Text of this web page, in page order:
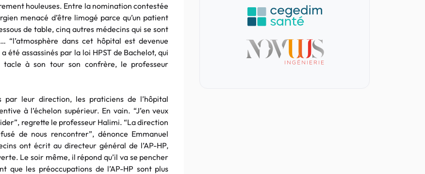
houleuses. Entre la nomination contestée
menacé d’être limogé parce qu’un patient
de table, cinq autres médecins qui se sont
“l’atmosphère dans cet hôpital est devenue
été assassinés par la loi HPST de Bachelot, qui
à son tour son confrère, le professeur
par leur direction, les praticiens de l’hôpital
à l’échelon supérieur. En vain. “J’en veux
regrette le professeur Halimi. “La direction
de nous rencontrer”, dénonce Emmanuel
ont écrit au directeur général de l’AP-HP,
Le soir même, il répond qu’il va se pencher
que les préoccupations de l’AP-HP sont plus